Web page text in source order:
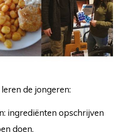
de jongeren:
ingrediënten opschrijven
doen.